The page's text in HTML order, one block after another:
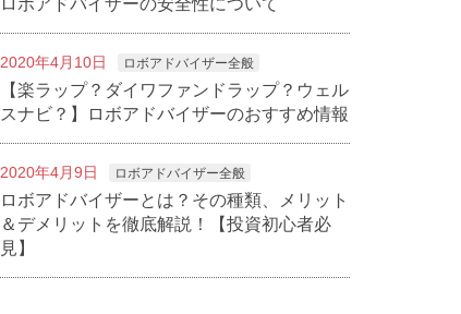
2020年4月10日 ロボアドバイザー全般
【楽ラップ？ダイワファンドラップ？ウェル
スナビ？】ロボアドバイザーのおすすめ情報
2020年4月9日 ロボアドバイザー全般
ロボアドバイザーとは？その種類、メリット
＆デメリットを徹底解説！【投資初心者必
見】